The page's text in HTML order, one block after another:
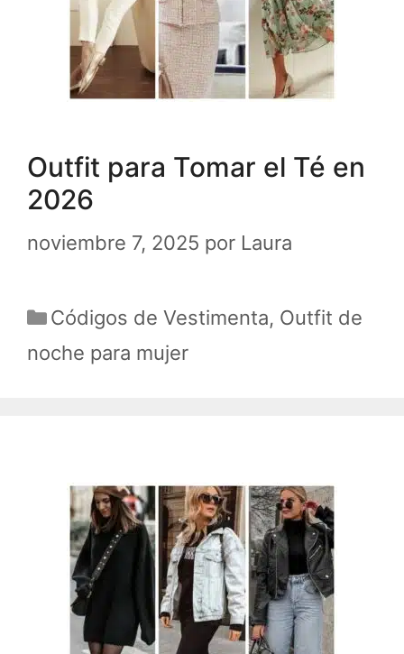
Outfit para Tomar el Té en
2026
noviembre 7, 2025 por Laura
Categorías
Códigos de Vestimenta, Outfit de
noche para mujer